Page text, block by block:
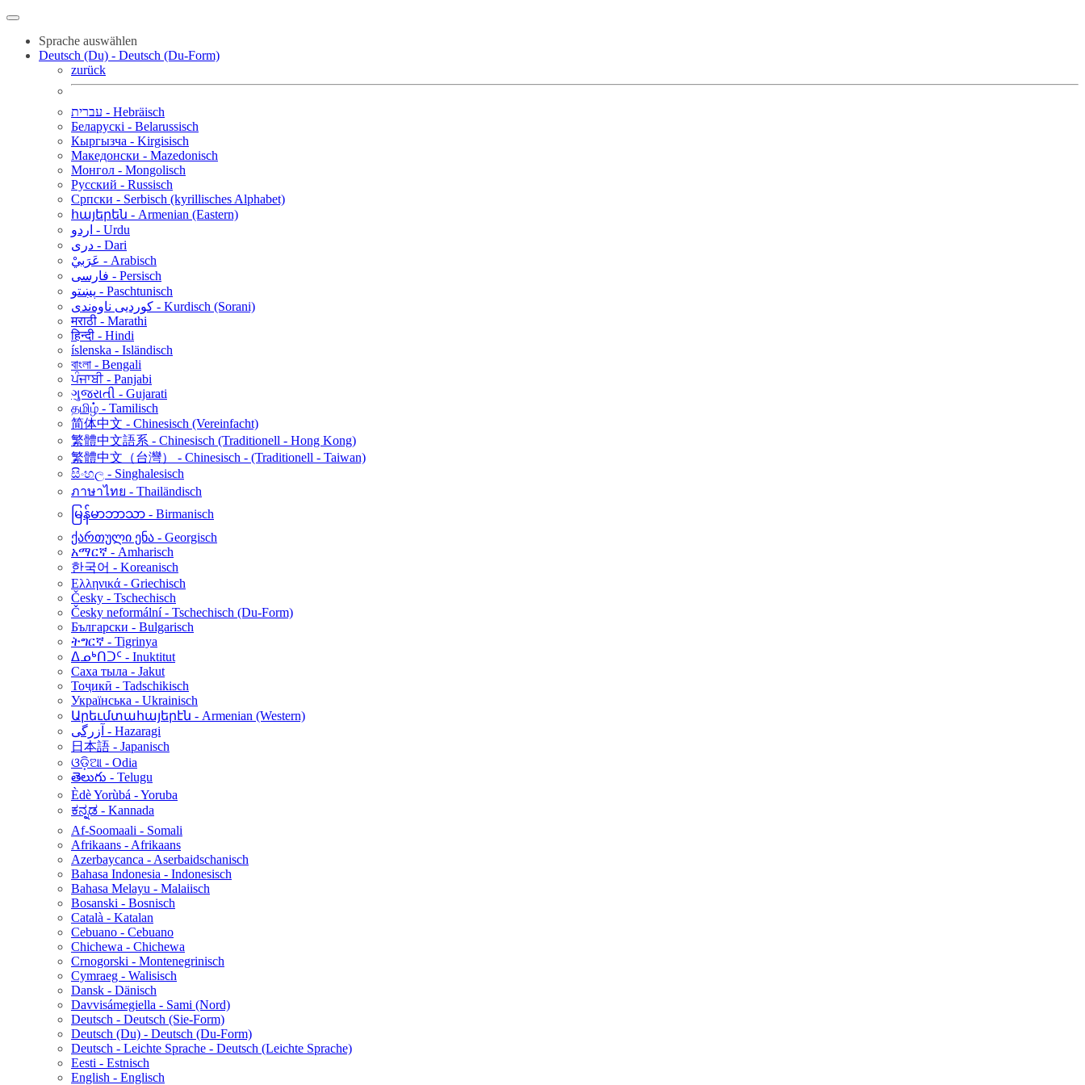
Sprache auswählen
Deutsch (Du) - Deutsch (Du-Form)
zurück
עברית - Hebräisch
Беларускі - Belarussisch
Кыргызча - Kirgisisch
Македонски - Mazedonisch
Монгол - Mongolisch
Русский - Russisch
Српски - Serbisch (kyrillisches Alphabet)
հայերեն - Armenian (Eastern)
اردو - Urdu
دری - Dari
عَرَبيْ - Arabisch
فارسی - Persisch
پښتو - Paschtunisch
کوردیی ناوەندی - Kurdisch (Sorani)
मराठी - Marathi
हिन्दी - Hindi
íslenska - Isländisch
বাংলা - Bengali
ਪੰਜਾਬੀ - Panjabi
ગુજરાતી - Gujarati
தமிழ் - Tamilisch
简体中文 - Chinesisch (Vereinfacht)
繁體中文語系 - Chinesisch (Traditionell - Hong Kong)
繁體中文（台灣） - Chinesisch - (Traditionell - Taiwan)
සිංහල - Singhalesisch
ภาษาไทย - Thailändisch
မြန်မာဘာသာ - Birmanisch
ქართული ენა - Georgisch
አማርኛ - Amharisch
한국어 - Koreanisch
Ελληνικά - Griechisch
Česky - Tschechisch
Česky neformální - Tschechisch (Du-Form)
Български - Bulgarisch
ትግርኛ - Tigrinya
ᐃᓄᒃᑎᑐᑦ - Inuktitut
Саха тыла - Jakut
Тоҷикӣ - Tadschikisch
Українська - Ukrainisch
Արեւմտահայերէն - Armenian (Western)
آزرگی - Hazaragi
日本語 - Japanisch
ଓଡ଼ିଆ - Odia
తెలుగు - Telugu
Èdè Yorùbá - Yoruba
ಕನ್ನಡ - Kannada
Af-Soomaali - Somali
Afrikaans - Afrikaans
Azerbaycanca - Aserbaidschanisch
Bahasa Indonesia - Indonesisch
Bahasa Melayu - Malaiisch
Bosanski - Bosnisch
Català - Katalan
Cebuano - Cebuano
Chichewa - Chichewa
Crnogorski - Montenegrinisch
Cymraeg - Walisisch
Dansk - Dänisch
Davvisámegiella - Sami (Nord)
Deutsch - Deutsch (Sie-Form)
Deutsch (Du) - Deutsch (Du-Form)
Deutsch - Leichte Sprache - Deutsch (Leichte Sprache)
Eesti - Estnisch
English - Englisch